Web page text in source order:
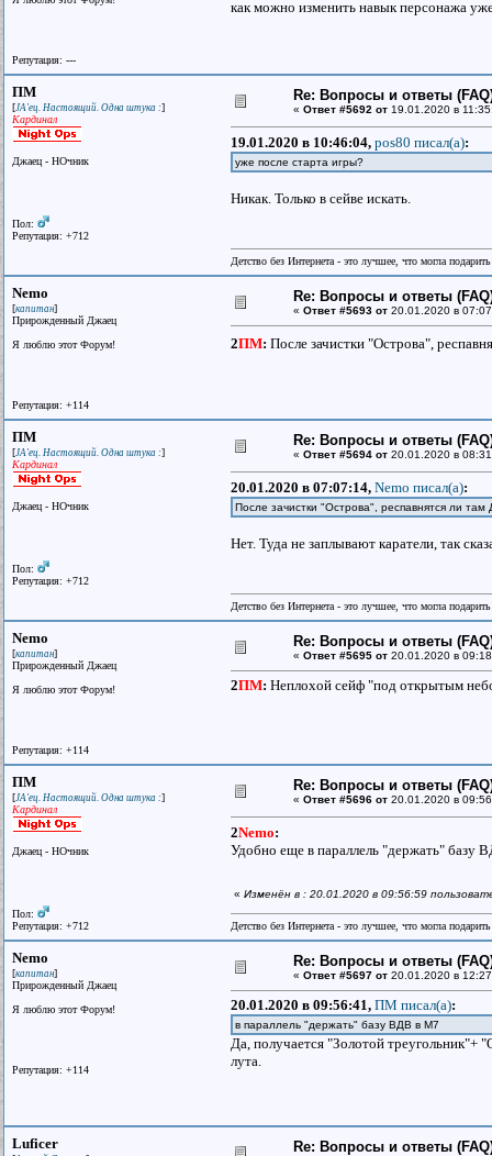
Репутация: ---
как можно изменить навык персонажа
ПМ
[JA'ец. Настоящий. Одна штука :]
Кардинал
Джаец - НОчник
Пол:
Репутация: +712
Re: Вопросы и ответы
« Ответ #5692 от 19.01.2020 в
19.01.2020 в 10:46:04, pos80 писал(a):
уже после старта игры?
Никак. Только в сейве искать.
Детство без Интернета - это лучшее, что могла
Nemo
[капитан]
Прирожденный Джаец
Я люблю этот Форум!
Репутация: +114
Re: Вопросы и ответы
« Ответ #5693 от 20.01.2020 в
2ПМ: После зачистки "Острова",
ПМ
[JA'ец. Настоящий. Одна штука :]
Кардинал
Джаец - НОчник
Пол:
Репутация: +712
Re: Вопросы и ответы
« Ответ #5694 от 20.01.2020 в
20.01.2020 в 07:07:14, Nemo писал(a):
После зачистки "Острова", респавнятся ли
Нет. Туда не заплывают каратели, так
Детство без Интернета - это лучшее, что могла
Nemo
[капитан]
Прирожденный Джаец
Я люблю этот Форум!
Репутация: +114
Re: Вопросы и ответы
« Ответ #5695 от 20.01.2020 в
2ПМ: Неплохой сейф "под открытым
ПМ
[JA'ец. Настоящий. Одна штука :]
Кардинал
Джаец - НОчник
Пол:
Репутация: +712
Re: Вопросы и ответы
« Ответ #5696 от 20.01.2020 в
2Nemo:
Удобно еще в параллель "держать" базу
« Изменён в : 20.01.2020 в 09:56:59
Детство без Интернета - это лучшее, что могла
Nemo
[капитан]
Прирожденный Джаец
Я люблю этот Форум!
Репутация: +114
Re: Вопросы и ответы
« Ответ #5697 от 20.01.2020 в
20.01.2020 в 09:56:41, ПМ писал(a):
в параллель "держать" базу ВДВ в М7
Да, получается "Золотой треугольник"+
лута.
Luficer Re: Вопросы и ответы